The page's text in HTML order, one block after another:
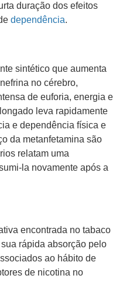
duração dos efeitos
dependência.
sintético que aumenta
no cérebro,
de euforia, energia e
leva rapidamente
e dependência física e
da metanfetamina são
relatam uma
la novamente após a
encontrada no tabaco
rápida absorção pelo
ao hábito de
de nicotina no